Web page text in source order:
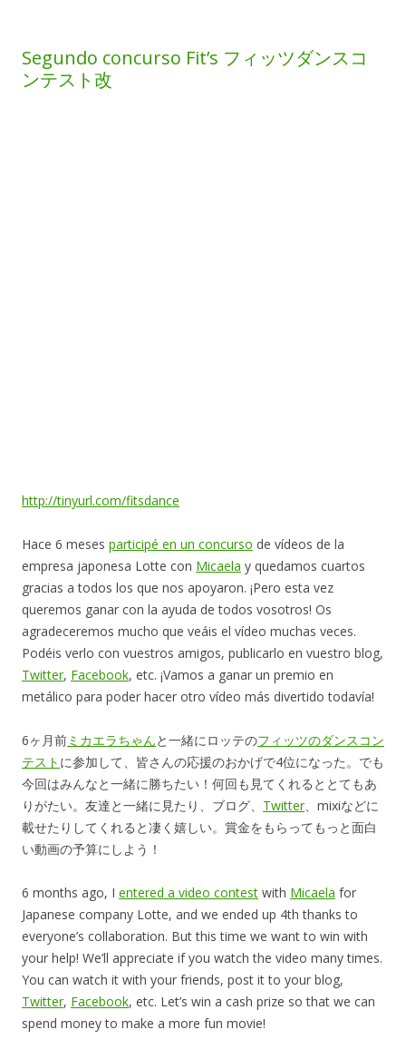
Segundo concurso Fit’s フィッツダンスコ
ンテスト改
http://tinyurl.com/fitsdance
Hace 6 meses participé en un concurso de vídeos de la
empresa japonesa Lotte con Micaela y quedamos cuartos
gracias a todos los que nos apoyaron. ¡Pero esta vez
queremos ganar con la ayuda de todos vosotros! Os
agradeceremos mucho que veáis el vídeo muchas veces.
Podéis verlo con vuestros amigos, publicarlo en vuestro blog,
Twitter, Facebook, etc. ¡Vamos a ganar un premio en
metálico para poder hacer otro vídeo más divertido todavía!
6ヶ月前ミカエラちゃんと一緒にロッテのフィッツのダンスコン
テスト に参加して、皆さんの応援のおかげで4位になった。でも
今回はみんなと一緒に勝ちたい！何回も見てくれるととてもあ
りがたい。友達と一緒に見たり、ブログ、 Twitter、mixiなどに
載せたりしてくれると凄く嬉しい。賞金をもらってもっと面白
い動画の予算にしよう！
6 months ago, I entered a video contest with Micaela for
Japanese company Lotte, and we ended up 4th thanks to
everyone’s collaboration. But this time we want to win with
your help! We’ll appreciate if you watch the video many times.
You can watch it with your friends, post it to your blog,
Twitter, Facebook, etc. Let’s win a cash prize so that we can
spend money to make a more fun movie!